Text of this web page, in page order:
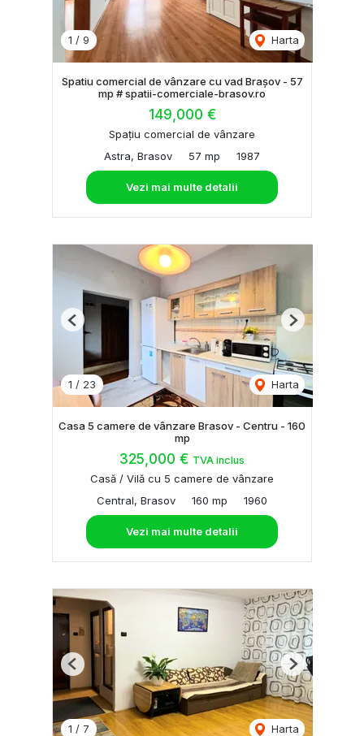
1 / 9 Harta
Spatiu comercial de vânzare cu vad Brașov - 57
mp # spatii-comerciale-brasov.ro
149,000 €
Spațiu comercial de vânzare
Astra, Brasov
57 mp 1987
Vezi mai multe detalii
1 / 23 Harta
Previous Next
Casa 5 camere de vânzare Brasov - Centru - 160
mp
325,000 € TVA inclus
Casă / Vilă cu 5 camere de vânzare
Central, Brasov
160 mp 1960
Vezi mai multe detalii
1 / 7 Harta
Previous Next